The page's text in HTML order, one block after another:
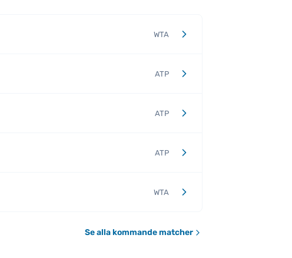
WTA
ATP
ATP
ATP
WTA
Se alla kommande matcher